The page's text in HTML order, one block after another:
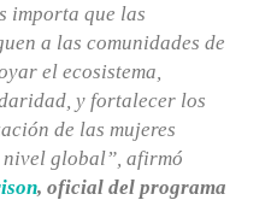
importa que las
a las comunidades de
el ecosistema,
y fortalecer los
de las mujeres
global”, afirmó
, oficial del programa